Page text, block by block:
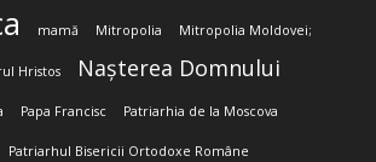
mamă Mitropolia Mitropolia Moldovei;
Hristos Nașterea Domnului
Papa Francisc Patriarhia de la Moscova
Patriarhul Bisericii Ortodoxe Române